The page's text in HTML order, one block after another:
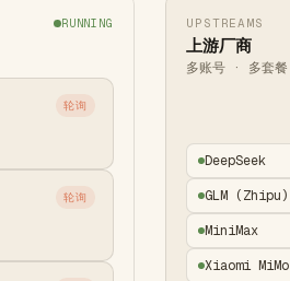
RUNNING
轮询
轮询
UPSTREAMS
上游厂商
多账号 · 多套餐
DeepSeek
GLM (Zhipu)
MiniMax
Xiaomi MiMo